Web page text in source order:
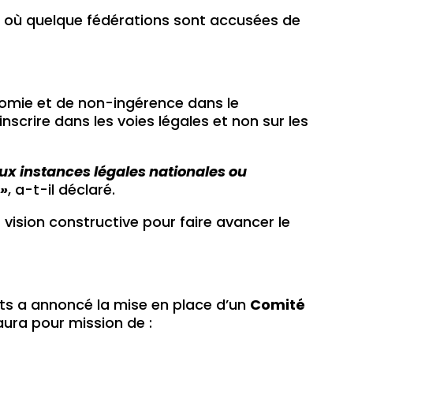
quelque fédérations sont accusées de
et de non-ingérence dans le
dans les voies légales et non sur les
instances légales nationales ou
, a-t-il déclaré.
vision constructive pour faire avancer le
a annoncé la mise en place d’un Comité
pour mission de :